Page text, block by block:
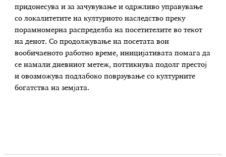
придонесува и за зачувување и одржливо управување
со локалитетите на културното наследство преку
порамномерна распределба на посетителите во текот
на денот. Со продолжување на посетата вон
вообичаеното работно време, иницијативата помага да
се намали дневниот метеж, поттикнува подолг престој
и овозможува подлабоко поврзување со културните
богатства на земјата.